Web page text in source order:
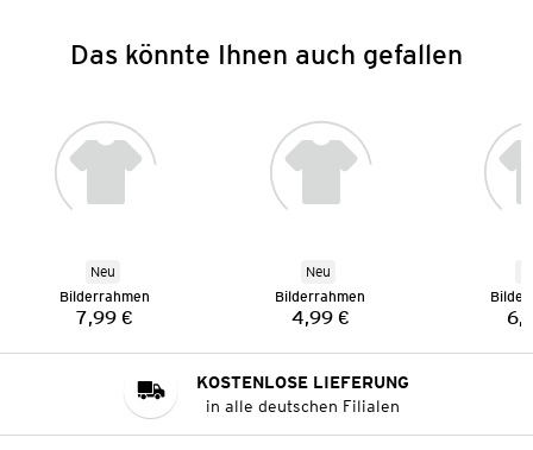
Das könnte Ihnen auch gefallen
Neu
Bilderrahmen
Preis:
7,99 €
Neu
Bilderrahmen
Preis:
4,99 €
KOSTENLOSE LIEFERUNG
in alle deutschen Filialen